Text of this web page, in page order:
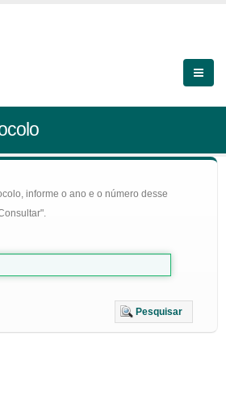
informe o ano e o número desse
Pesquisar